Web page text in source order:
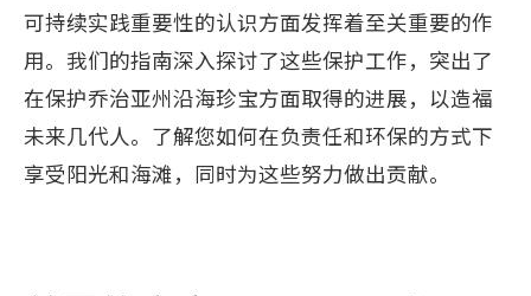
可持续实践重要性的认识方面发挥着至关重要的作
用。我们的指南深入探讨了这些保护工作，突出了
在保护乔治亚州沿海珍宝方面取得的进展，以造福
未来几代人。了解您如何在负责任和环保的方式下
享受阳光和海滩，同时为这些努力做出贡献。